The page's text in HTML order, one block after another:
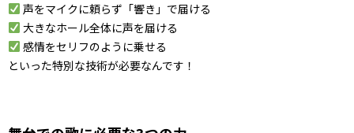
声をマイクに頼らず「響き」で届ける
大きなホール全体に声を届ける
感情をセリフのように乗せる
といった特別な技術が必要なんです！